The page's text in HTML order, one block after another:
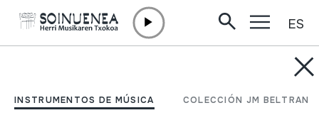
INSTRUMENTOS DE MÚSICA COLECCIÓN JM BELTRAN
ES
CORNETA DE CAZA;